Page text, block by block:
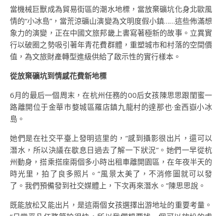
當機械巨獸成為貿易街區的潮水地標，當放棄礦坑化身北歐風
情的“小冰島”，當荒涼礦山演變為文明度假小鎮……這些佈滿想
象力的演變，正在中國文旅邦畿上書寫著極新的故事。立異實
行以破圈之勢吸引著年青花費群體，重塑城市和村落的空間價
值，為文旅財產轉型進級供給了啟示性的實行樣本。
從放棄礦坑到情感花費新地標
6月的最后一個周末，在杭州任務的00后女孩陳思思跟閨蜜一
路離開位于金華市婺城區羅店鎮九龍村的達那也·金西嶽小冰
島。
她們是在社交平臺上發明這里的，“感到攝影很出片，還可以
潛水，所以決議在歇息日過去了解一下狀況”。她們一早從杭
州動身，搭乘搭座兩個多小時出租車離開園區，在年夜半天的
時光里，拍了良多照片。“風景太美了，不消修圖就可以發
了。我們預備發到社交媒體上，下次再來潛水。”陳思思說。
既能放松又能出片，是這兩個女孩選擇出游地址的重要考量。